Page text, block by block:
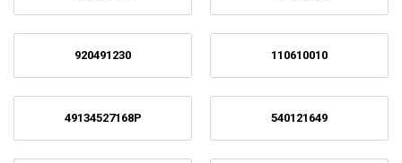
920491230 110610010
49134527168P 540121649